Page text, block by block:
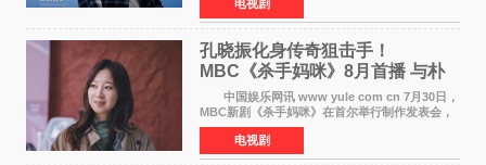
完全体强势回归。该剧第一季曾被《纽约时报》
评选为全球最佳影集之一
电视剧
孔晓振化身传奇狙击手！
MBC《杀手妈咪》8月首播 与朴
恩斌展开收视对决
中国娱乐网讯 www yule com cn 7月30日，
MBC新剧《杀手妈咪》在首尔举行制作发表会，
主演孔晓振、郑准元、李相二、无真星、崔宇
成、李银泉等人一同出席，为新剧宣传造势。这
是孔晓振继《毛骨
电视剧